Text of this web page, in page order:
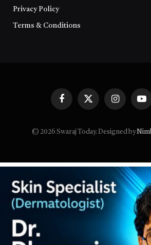
Privacy Policy
Terms & Conditions
FacebookX
Instagram
© 2026 Swaraj Today. Designed by